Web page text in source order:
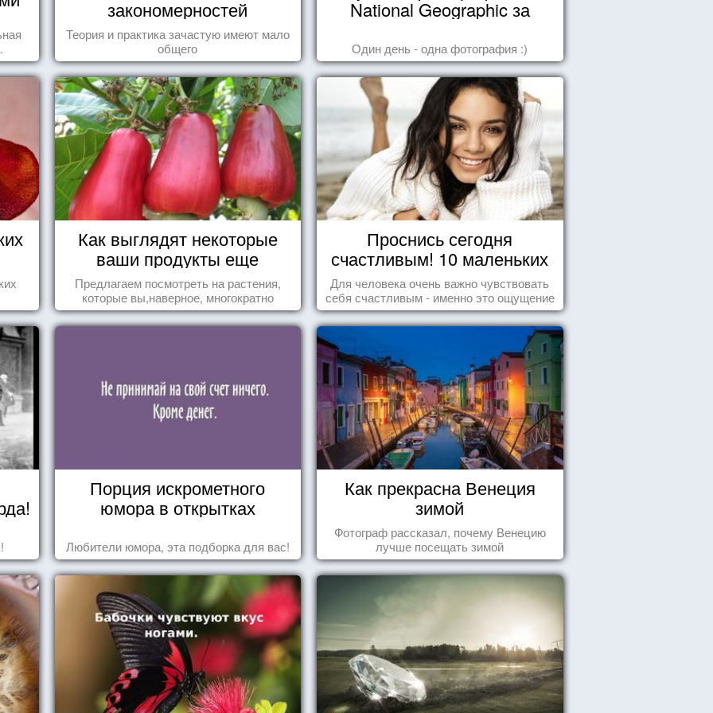
закономерностей
Теория и практика зачастую имеют мало
общего
National Geographic за
Один день - одна фотография :)
Как выглядят некоторые
ваши продукты еще
живыми?
Предлагаем посмотреть на растения,
которые вы,наверное, многократно
видели , но никогда не представляли
себе, что употребляете их в пищу.
Проснись сегодня
счастливым! 10 маленьких
радостей настоящего
Счастья
Для человека очень важно чувствовать
себя счастливым - именно это ощущение
дарит позитивные эмоции и превращает
каждый день в маленький праздник.
Порция искрометного
юмора в открытках
Любители юмора, эта подборка для вас!
Как прекрасна Венеция
зимой
Фотограф рассказал, почему Венецию
лучше посещать зимой